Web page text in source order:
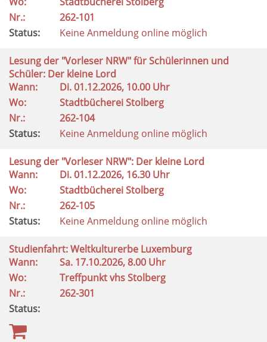
Nr.:
262-101
Status:
Keine Anmeldung online möglich
Lesung der "Vorleser NRW" für Schülerinnen und
Schüler: Der kleine Lord
Wann:
Di.01.12.2026, 10.00 Uhr
Wo:
Stadtbücherei Stolberg
Nr.:
262-104
Status:
Keine Anmeldung online möglich
Lesung der "Vorleser NRW": Der kleine Lord
Wann:
Di.01.12.2026, 16.30 Uhr
Wo:
Stadtbücherei Stolberg
Nr.:
262-105
Status:
Keine Anmeldung online möglich
Studienfahrt: Weltkulturerbe Luxemburg
Wann:
Sa. 17.10.2026, 8.00 Uhr
Wo:
Treffpunkt vhs Stolberg
Nr.:
262-301
Status: